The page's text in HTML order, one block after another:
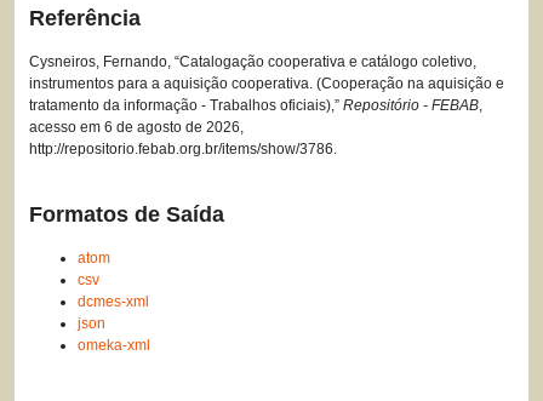
Referência
Cysneiros, Fernando, “Catalogação cooperativa e catálogo coletivo,
instrumentos para a aquisição cooperativa. (Cooperação na aquisição e
tratamento da informação - Trabalhos oficiais),” Repositório - FEBAB,
acesso em 6 de agosto de 2026,
http://repositorio.febab.org.br/items/show/3786.
Formatos de Saída
atom
csv
dcmes-xml
json
omeka-xml